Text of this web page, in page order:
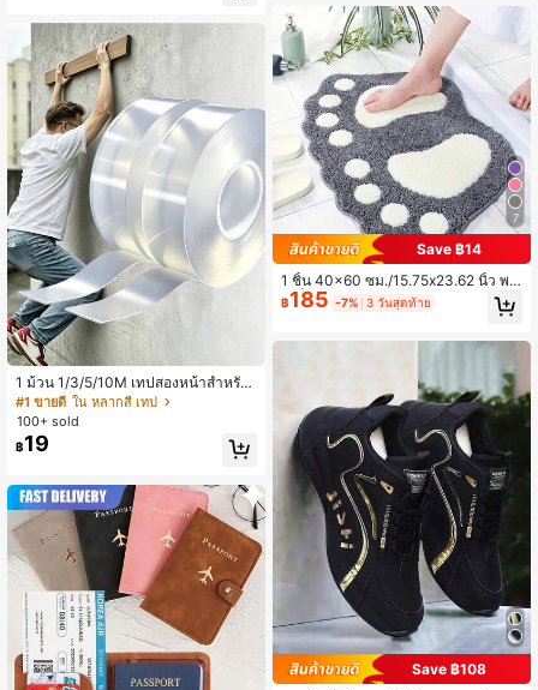
จ้ง
1 ม้วน 1/3/5/10M เทปสองหน้าสำหรับ
งานหนัก, เทปกาวติดแน่นนำกลับมาใช้
ใหม่ได้, เทปนาโนล้างทำความสะอาดไ
ด้อเนกประสงค์, เหมาะสำหรับติดสิ่งของ
ในบ้าน/สำนักงาน/รถยนต์, เหมาะสำหรั
หาย, สติ๊กเกอร์ติดผนัง
#1 ขายดี ใน หลากสี เทป
100+ sold
฿19
7
Save ฿14
1 ชิ้น 40x60 ซม./15.75x23.62 นิ้ว พร
มเช็ดเท้าไมโครไฟเบอร์นุ่ม, พรมห้อง
น้ำกันลื่นดูดซับน้ำ, พรมเช็ดเท้าซักด้วยเ
฿185 -7% 3 วันสุดท้าย
Save ฿108